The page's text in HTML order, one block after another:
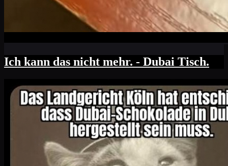
Ich kann das nicht mehr. - Dubai Tisch.